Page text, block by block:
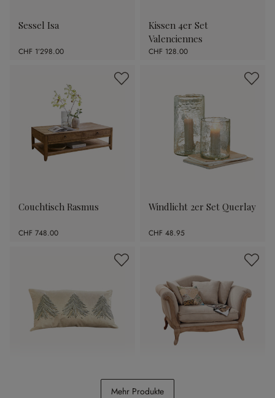
Sessel Isa
CHF 1’298.00
Kissen 4er Set
Valenciennes
CHF 128.00
Couchtisch Rasmus
CHF 748.00
Windlicht 2er Set Querlay
CHF 48.95
Kissenhülle Amandique Sessel Sumerset
Mehr Produkte